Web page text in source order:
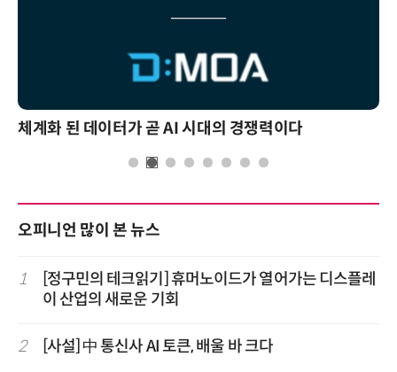
체계화 된 데이터가 곧 AI 시대의 경쟁력이다
오피니언 많이 본 뉴스
1
[정구민의 테크읽기] 휴머노이드가 열어가는 디스플레
이 산업의 새로운 기회
2 [사설] 中 통신사 AI 토큰, 배울 바 크다